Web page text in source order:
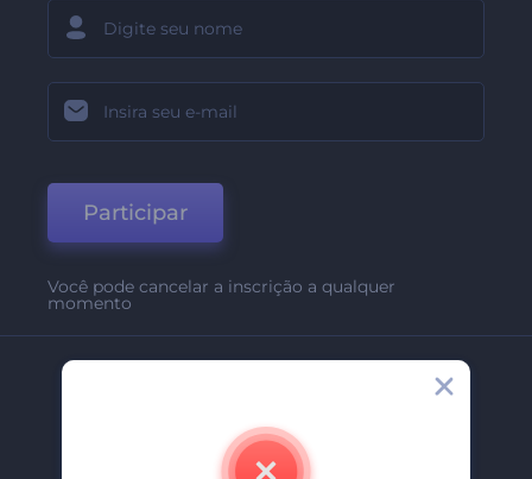
Participar
Você pode cancelar a inscrição a qualquer
momento
Contate-Nos